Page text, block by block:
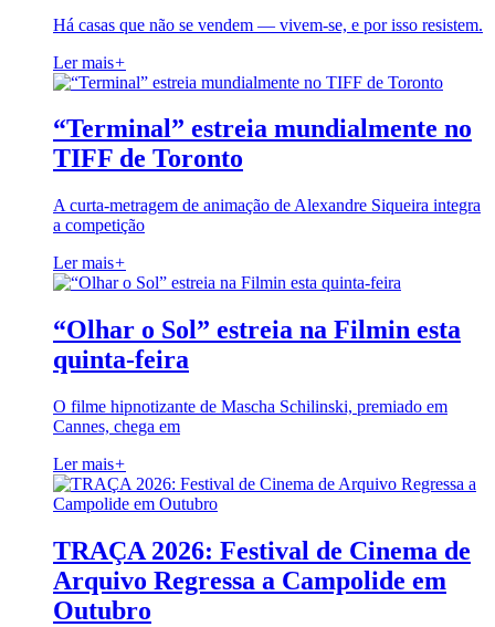
Há casas que não se vendem — vivem-se, e por isso resistem.
Ler mais+
“Terminal” estreia mundialmente no
TIFF de Toronto
A curta-metragem de animação de Alexandre Siqueira integra
a competição
Ler mais+
“Olhar o Sol” estreia na Filmin esta
quinta-feira
O filme hipnotizante de Mascha Schilinski, premiado em
Cannes, chega em
Ler mais+
TRAÇA 2026: Festival de Cinema de
Arquivo Regressa a Campolide em
Outubro